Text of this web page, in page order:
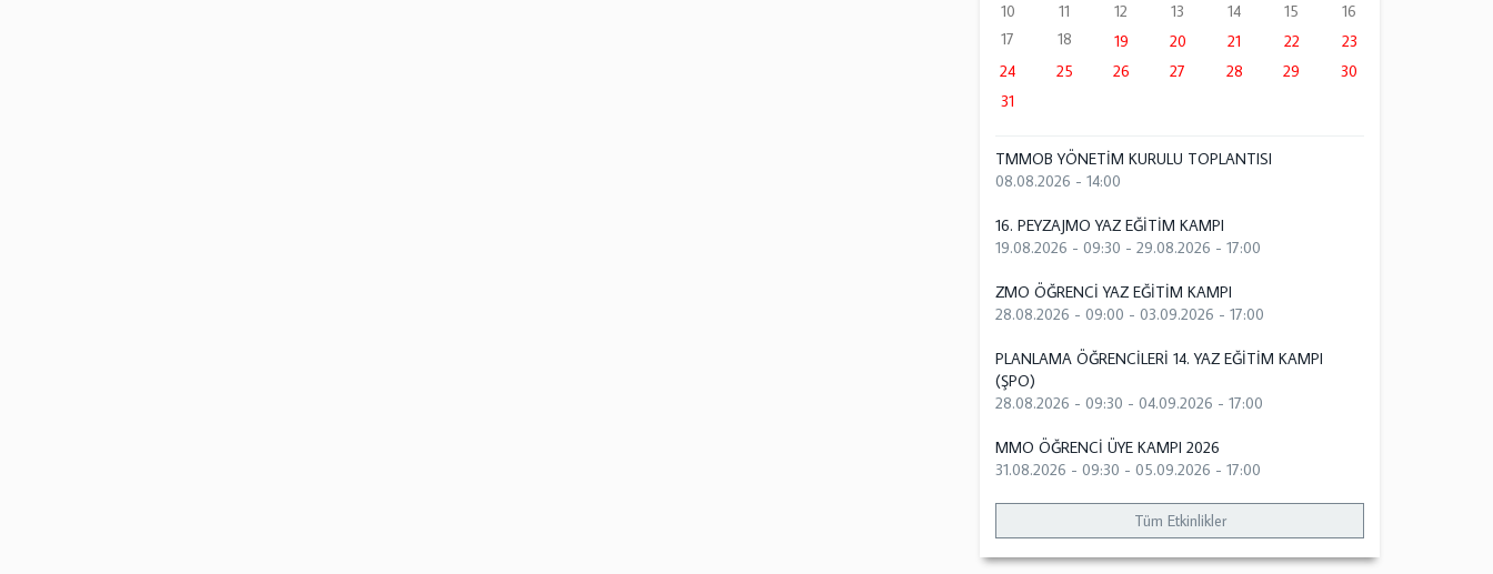
10
11 12 13 14 15
16
17
18 19 20 21 22
23
24
25 26 27 28 29
30
31
TMMOB YÖNETİM KURULU TOPLANTISI
08.08.2026 - 14:00
16. PEYZAJMO YAZ EĞİTİM KAMPI
19.08.2026 - 09:30 -29.08.2026 - 17:00
ZMO ÖĞRENCİ YAZ EĞİTİM KAMPI
28.08.2026 - 09:00 -03.09.2026 - 17:00
PLANLAMA ÖĞRENCİLERİ 14. YAZ EĞİTİM KAMPI
(ŞPO)
28.08.2026 - 09:30 -04.09.2026 - 17:00
MMO ÖĞRENCİ ÜYE KAMPI 2026
31.08.2026 - 09:30 -05.09.2026 - 17:00
Tüm Etkinlikler